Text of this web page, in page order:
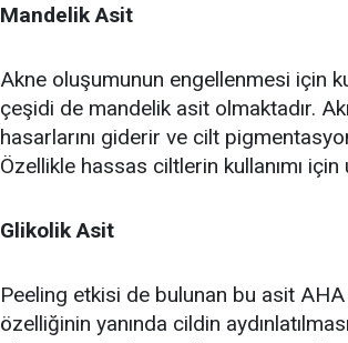
Mandelik Asit
Akne oluşumunun engellenmesi için
çeşidi de mandelik asit olmaktadır.
hasarlarını giderir ve cilt
Özellikle hassas ciltlerin kullanımı için
Glikolik Asit
Peeling etkisi de bulunan bu asit
özelliğinin yanında cildin